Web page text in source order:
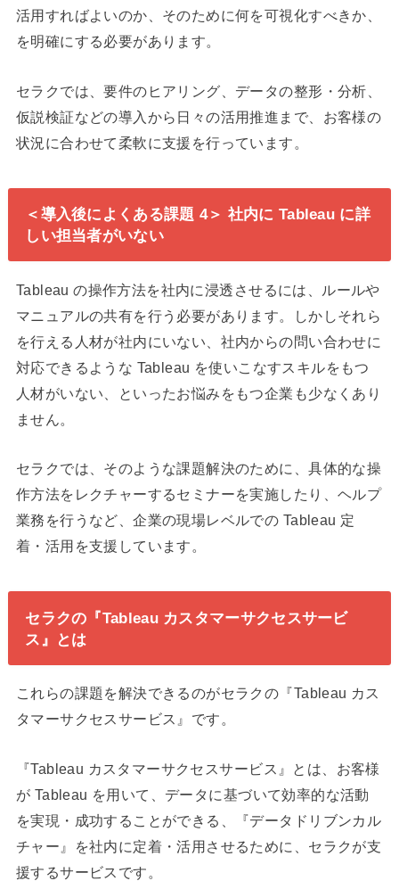
活用すればよいのか、そのために何を可視化すべきか、
を明確にする必要があります。
セラクでは、要件のヒアリング、データの整形・分析、
仮説検証などの導入から日々の活用推進まで、お客様の
状況に合わせて柔軟に支援を行っています。
＜導入後によくある課題 4＞ 社内に Tableau に詳
しい担当者がいない
Tableau の操作方法を社内に浸透させるには、ルールや
マニュアルの共有を行う必要があります。しかしそれら
を行える人材が社内にいない、社内からの問い合わせに
対応できるような Tableau を使いこなすスキルをもつ
人材がいない、といったお悩みをもつ企業も少なくあり
ません。
セラクでは、そのような課題解決のために、具体的な操
作方法をレクチャーするセミナーを実施したり、ヘルプ
業務を行うなど、企業の現場レベルでの Tableau 定
着・活用を支援しています。
セラクの『Tableau カスタマーサクセスサービ
ス』とは
これらの課題を解決できるのがセラクの『Tableau カス
タマーサクセスサービス』です。
『Tableau カスタマーサクセスサービス』とは、お客様
が Tableau を用いて、データに基づいて効率的な活動
を実現・成功することができる、『データドリブンカル
チャー』を社内に定着・活用させるために、セラクが支
援するサービスです。